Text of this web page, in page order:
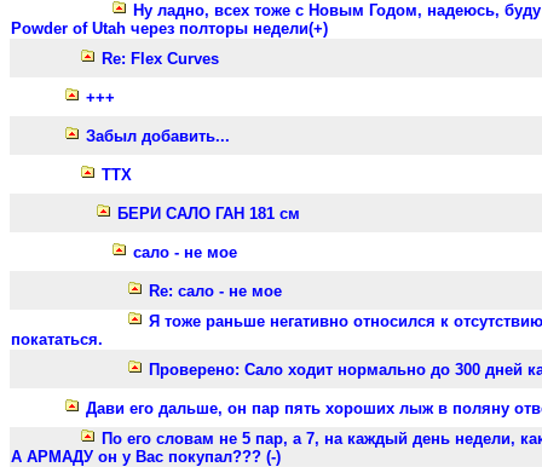
Ну ладно, всех тоже с Новым Годом, надеюсь,
Powder of Utah через полторы недели(+)
Re: Flex Curves
+++
Забыл добавить...
ТТХ
БЕРИ САЛО ГАН 181 см
сало - не мое
Re: сало - не мое
Я тоже раньше негативно относился к
покататься.
Проверено: Сало ходит нормально до 300 дней
Дави его дальше, он пар пять хороших лыж в поляну
По его словам не 5 пар, а 7, на каждый день недели,
А АРМАДУ он у Вас покупал??? (-)